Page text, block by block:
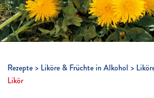
Rezepte Liköre & Früchte in Alkohol
Likör